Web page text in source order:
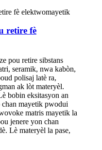
retire fè
pou retire sibstans
seramik, nwa kabòn,
polisaj latè ra,
ak lòt materyèl.
bobin eksitasyon an
mayetik pwodui
matris mayetik la
jenere yon chan
Lè materyèl la pase,